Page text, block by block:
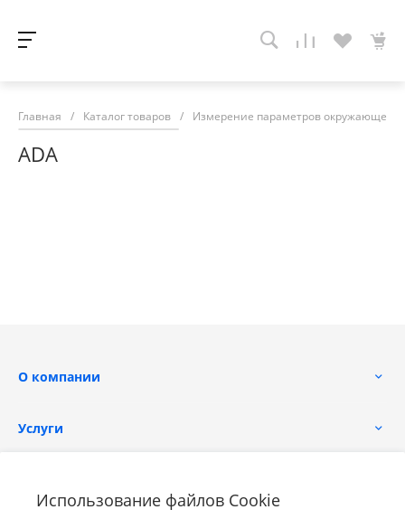
Использование файлов Cookie
Главная / Каталог товаров / Измерение параметров окружающей
ADA
О компании
Услуги